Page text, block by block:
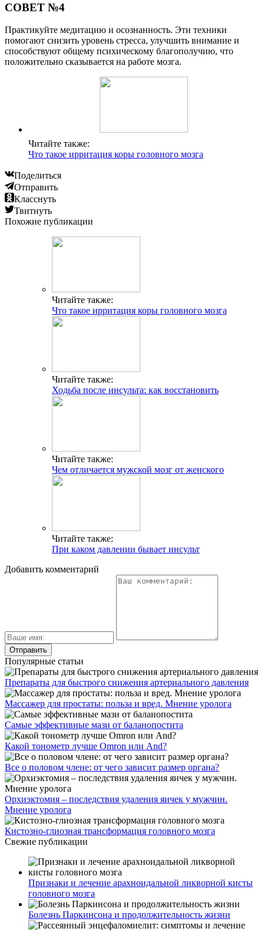
СОВЕТ №4
Практикуйте медитацию и осознанность. Эти техники
помогают снизить уровень стресса, улучшить внимание и
способствуют общему психическому благополучию, что
положительно сказывается на работе мозга.
Читайте также:
Что такое ирритация коры головного мозга
Поделиться
Отправить
Класснуть
Твитнуть
Похожие публикации
Читайте также:
Что такое ирритация коры головного мозга
Читайте также:
Ходьба после инсульта: как восстановить
Читайте также:
Чем отличается мужской мозг от женского
Читайте также:
При каком давлении бывает инсульт
Добавить комментарий
Популярные статьи
Препараты для быстрого снижения артериального давления
Массажер для простаты: польза и вред. Мнение уролога
Самые эффективные мази от баланопостита
Какой тонометр лучше Omron или And?
Все о половом члене: от чего зависит размер органа?
Орхиэктомия – последствия удаления яичек у мужчин.
Мнение уролога
Кистозно-глиозная трансформация головного мозга
Свежие публикации
Признаки и лечение арахноидальной ликворной кисты
головного мозга
Болезнь Паркинсона и продолжительность жизни